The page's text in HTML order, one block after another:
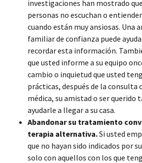
investigaciones han mostrado
personas no escuchan o
cuando están muy ansiosas. Una
familiar de confianza puede
recordar esta información.
que usted informe a su equipo
cambio o inquietud que usted
prácticas, después de la consulta
médica, su amistad o ser querido
ayudarle a llegar a su casa.
Abandonar su tratamiento
terapia alternativa.Si usted
que no hayan sido indicados por
solo con aquellos con los que